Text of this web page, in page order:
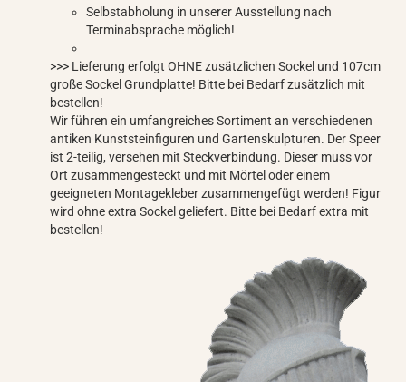
Selbstabholung in unserer Ausstellung nach
Terminabsprache möglich!
>>> Lieferung erfolgt OHNE zusätzlichen Sockel und 107cm
große Sockel Grundplatte! Bitte bei Bedarf zusätzlich mit
bestellen!
Wir führen ein umfangreiches Sortiment an verschiedenen
antiken Kunststeinfiguren und Gartenskulpturen. Der Speer
ist 2-teilig, versehen mit Steckverbindung. Dieser muss vor
Ort zusammengesteckt und mit Mörtel oder einem
geeigneten Montagekleber zusammengefügt werden! Figur
wird ohne extra Sockel geliefert. Bitte bei Bedarf extra mit
bestellen!